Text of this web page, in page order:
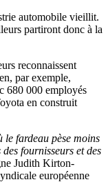
automobile vieillit.
partiront donc à la
reconnaissent
par exemple,
680 000 employés
en construit
le fardeau pèse moins
fournisseurs et des
Judith Kirton-
européenne